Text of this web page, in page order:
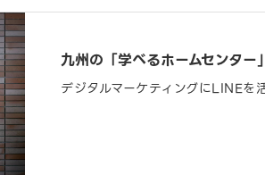
九州の「学べるホームセンタ
デジタルマーケティングにLINEを